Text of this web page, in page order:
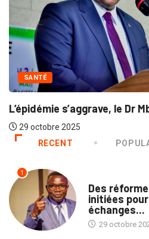
SANTÉ
L’épidémie s’aggrave, le Dr
29 octobre 2025
RECENT
1
Des
initiées
échanges...
29 octobre